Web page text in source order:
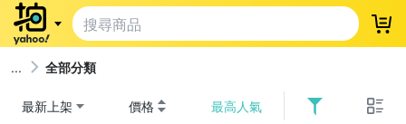
登
全部分類
最新上架 價格 最高人氣